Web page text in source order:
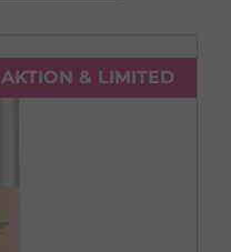
AKTION & LIMITED